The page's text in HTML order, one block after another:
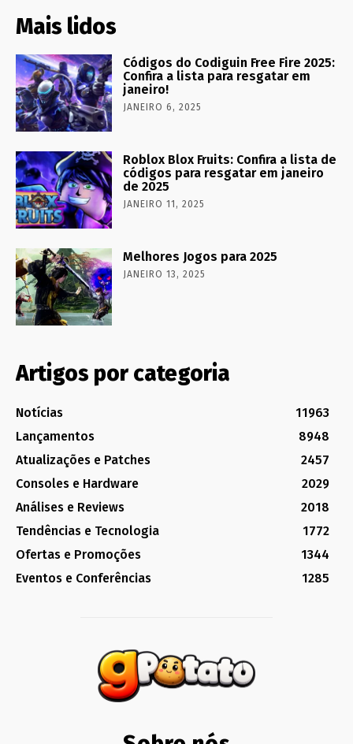
Mais lidos
Códigos do Codiguin Free Fire 2025:
Confira a lista para resgatar em
janeiro!
JANEIRO 6, 2025
Roblox Blox Fruits: Confira a lista de
códigos para resgatar em janeiro
de 2025
JANEIRO 11, 2025
Melhores Jogos para 2025
JANEIRO 13, 2025
Artigos por categoria
Notícias
11963
Lançamentos
8948
Atualizações e Patches
2457
Consoles e Hardware
2029
Análises e Reviews
2018
Tendências e Tecnologia
1772
Ofertas e Promoções
1344
Eventos e Conferências
1285